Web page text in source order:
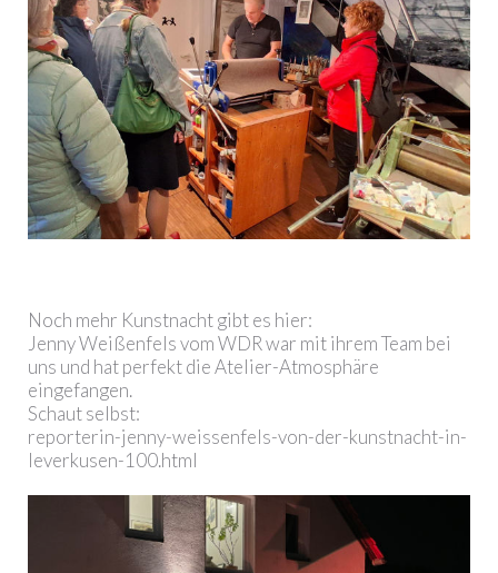
Noch mehr Kunstnacht gibt es hier:
Jenny Weißenfels vom WDR war mit ihrem Team bei
uns und hat perfekt die Atelier-Atmosphäre
eingefangen.
Schaut selbst:
reporterin-jenny-weissenfels-von-der-kunstnacht-in-
leverkusen-100.html